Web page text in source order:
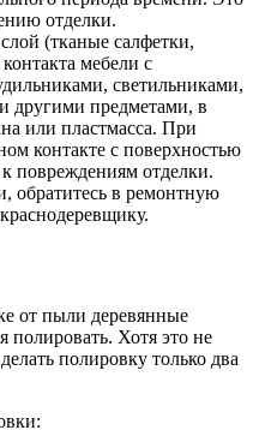
отделки.
(тканые салфетки,
мебели с
светильниками,
другими предметами, в
или пластмасса. При
контакте с поверхностью
повреждениям отделки.
обратитесь в ремонтную
от пыли деревянные
полировать. Хотя это не
полировку только два